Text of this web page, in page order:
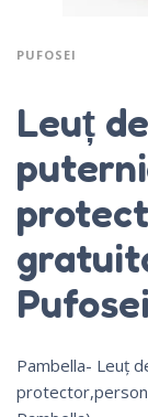
PUFOSEI
Leuț
Pambella- Leuț